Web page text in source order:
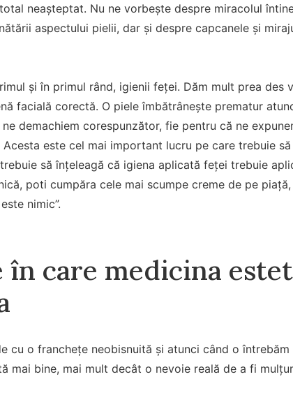
neașteptat. Nu ne vorbește despre miracolul
aspectului pielii, dar și despre capcanele și
și în primul rând, igienii feței. Dăm mult prea des
facială corectă. O piele îmbătrânește prematur
demachiem corespunzător, fie pentru că ne
este cel mai important lucru pe care trebuie
să înțeleagă că igiena aplicată feței trebuie
poti cumpăra cele mai scumpe creme de pe
nimic”.
în care medicina
cu o franchețe neobisnuită și atunci când o
mai bine, mai mult decât o nevoie reală de a fi